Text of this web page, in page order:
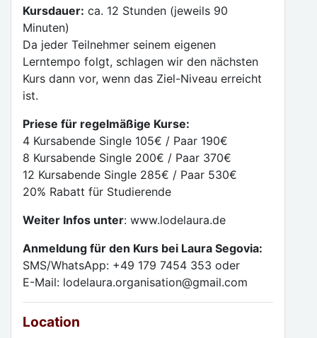
Kursdauer: ca. 12 Stunden (jeweils 90
Minuten)
Da jeder Teilnehmer seinem eigenen
Lerntempo folgt, schlagen wir den nächsten
Kurs dann vor, wenn das Ziel-Niveau erreicht
ist.
Priese für regelmäßige Kurse:
4 Kursabende Single 105€ / Paar 190€
8 Kursabende Single 200€ / Paar 370€
12 Kursabende Single 285€ / Paar 530€
20% Rabatt für Studierende
Weiter Infos unter: www.lodelaura.de
Anmeldung für den Kurs bei Laura Segovia:
SMS/WhatsApp: +49 179 7454 353 oder
E-Mail: lodelaura.organisation@gmail.com
Location